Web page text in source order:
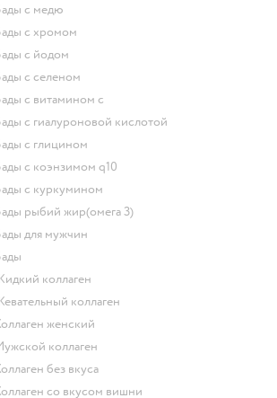
Бады с медю
Бады с хромом
Бады с йодом
Бады с селеном
Бады с витамином c
Бады с гиалуроновой кислотой
Бады с глицином
Бады с коэнзимом q10
Бады с куркумином
Бады рыбий жир(омега 3)
Бады для мужчин
Бады
Жидкий коллаген
Жевательный коллаген
Коллаген женский
Мужской коллаген
Коллаген без вкуса
Коллаген со вкусом вишни